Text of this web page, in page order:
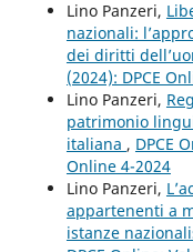
Lino Panzeri,
nazionali:
dei diritti
(2024): DPCE
Lino Panzeri,
patrimonio
italiana , DPCE
Online 4-2024
Lino Panzeri,
appartenenti a
istanze